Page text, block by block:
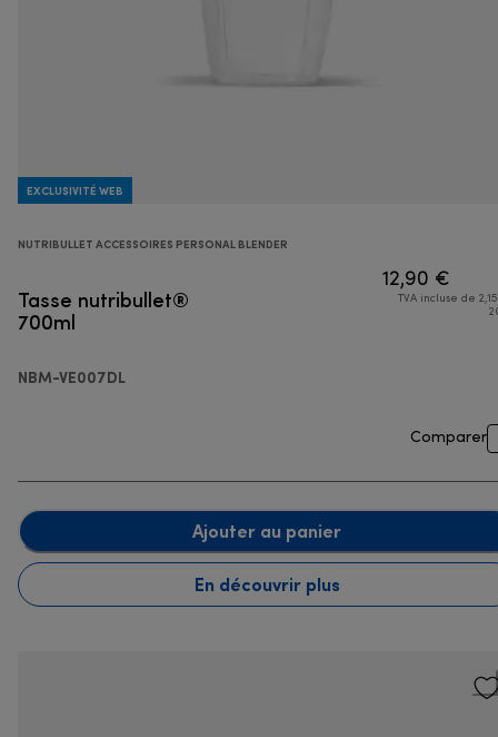
EXCLUSIVITÉ WEB
NUTRIBULLET ACCESSOIRES PERSONAL BLENDER
Tasse nutribullet®
700ml
NBM-VE007DL
12,90 €
TVA incluse de
Comparer
Ajouter au panier
En découvrir plus